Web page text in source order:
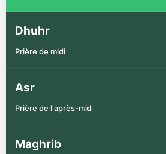
Dhuhr
Prière de midi
Asr
Prière de l'après-mid
Maghrib